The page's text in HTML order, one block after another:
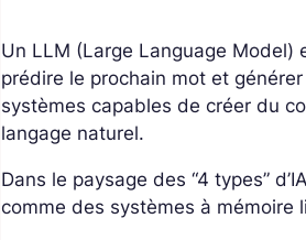
Un LLM (Large Language Model)
prédire le prochain mot et
systèmes capables de créer du
langage naturel.
Dans le paysage des “4 types”
comme des systèmes à mémoire